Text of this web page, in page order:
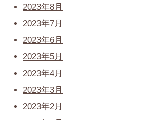
2023年8月
2023年7月
2023年6月
2023年5月
2023年4月
2023年3月
2023年2月